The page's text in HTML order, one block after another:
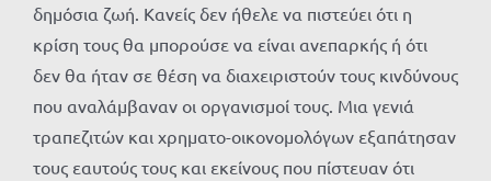
δημόσια ζωή. Κανείς δεν ήθελε να πιστεύει ότι η
κρίση τους θα μπορούσε να είναι ανεπαρκής ή ότι
δεν θα ήταν σε θέση να διαχειριστούν τους κινδύνους
που αναλάμβαναν οι οργανισμοί τους. Μια γενιά
τραπεζιτών και χρηματο-οικονομολόγων εξαπάτησαν
τους εαυτούς τους και εκείνους που πίστευαν ότι